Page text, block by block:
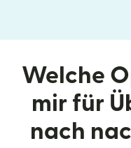
Welche
mir für
nach